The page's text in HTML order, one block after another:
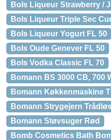
Bols Liqueur Strawberry /
Bols Liqueur Triple Sec
Bols Liqueur Yogurt FL 50
Bols Oude Genever FL 50
Bols Vodka Classic FL 70
Bomann BS 3000 CB, 700
Bomann Køkkenmaskine
Bomann Strygejern
Bomann Støvsuger Rød
Bomb Cosmetics Bath